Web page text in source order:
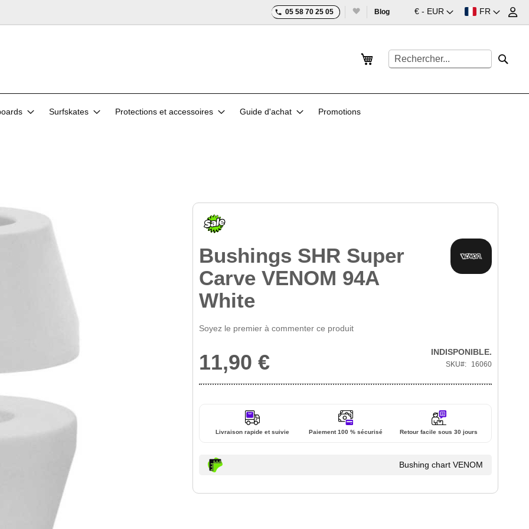
Devise
€ - EUR Langue
FR
05 58 70 25 05 Blog
Mon panier
Rechercher
Surfskates Protections et accessoires Guide d'achat Promotions
Bushings SHR Super
Carve VENOM 94A
White
Soyez le premier à commenter ce produit
11,90 € INDISPONIBLE.
SKU 16060
Livraison rapide et suivie Paiement 100 % sécurisé Retour facile sous 30 jours
Bushing chart VENOM